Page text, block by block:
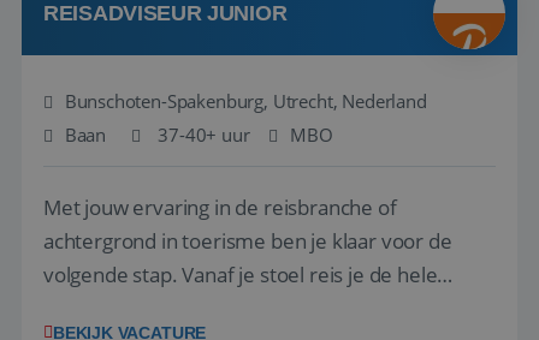
REISADVISEUR JUNIOR
Bunschoten-Spakenburg, Utrecht, Nederland
Baan
37-40+ uur MBO
Met jouw ervaring in de reisbranche of
achtergrond in toerisme ben je klaar voor de
volgende stap. Vanaf je stoel reis je de hele
BEKIJK VACATURE